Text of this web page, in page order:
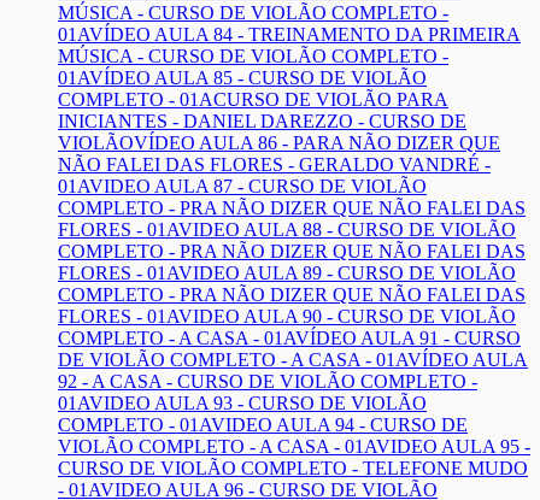
MÚSICA - CURSO DE VIOLÃO COMPLETO -
01AVÍDEO AULA 84 - TREINAMENTO DA PRIMEIRA
MÚSICA - CURSO DE VIOLÃO COMPLETO -
01AVÍDEO AULA 85 - CURSO DE VIOLÃO
COMPLETO - 01ACURSO DE VIOLÃO PARA
INICIANTES - DANIEL DAREZZO - CURSO DE
VIOLÃOVÍDEO AULA 86 - PARA NÃO DIZER QUE
NÃO FALEI DAS FLORES - GERALDO VANDRÉ -
01AVIDEO AULA 87 - CURSO DE VIOLÃO
COMPLETO - PRA NÃO DIZER QUE NÃO FALEI DAS
FLORES - 01AVIDEO AULA 88 - CURSO DE VIOLÃO
COMPLETO - PRA NÃO DIZER QUE NÃO FALEI DAS
FLORES - 01AVIDEO AULA 89 - CURSO DE VIOLÃO
COMPLETO - PRA NÃO DIZER QUE NÃO FALEI DAS
FLORES - 01AVIDEO AULA 90 - CURSO DE VIOLÃO
COMPLETO - A CASA - 01AVÍDEO AULA 91 - CURSO
DE VIOLÃO COMPLETO - A CASA - 01AVÍDEO AULA
92 - A CASA - CURSO DE VIOLÃO COMPLETO -
01AVIDEO AULA 93 - CURSO DE VIOLÃO
COMPLETO - 01AVIDEO AULA 94 - CURSO DE
VIOLÃO COMPLETO - A CASA - 01AVIDEO AULA 95 -
CURSO DE VIOLÃO COMPLETO - TELEFONE MUDO
- 01AVIDEO AULA 96 - CURSO DE VIOLÃO